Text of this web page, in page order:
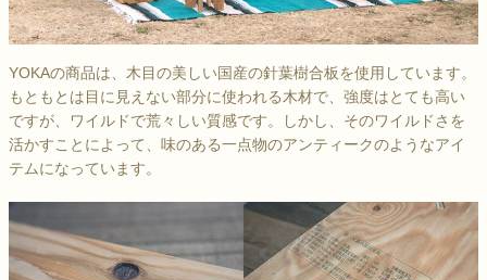
YOKAの商品は、木目の美しい国産の針葉樹合板を使用しています。
もともとは目に見えない部分に使われる木材で、強度はとても高い
ですが、ワイルドで荒々しい質感です。しかし、そのワイルドさを
活かすことによって、味のある一点物のアンティークのようなアイ
テムになっています。